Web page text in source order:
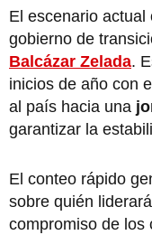
El escenario actual
gobierno de
Balcázar Zelada.
inicios de año con
al país hacia una
garantizar la
El conteo rápido
sobre quién liderará
compromiso de los